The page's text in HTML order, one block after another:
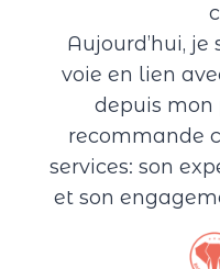
Aujourd’hui,
voie en lien
depuis mon
recommande
services: son
et son